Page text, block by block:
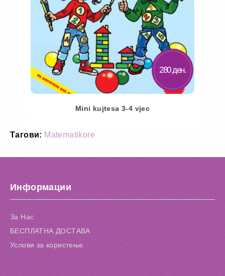
280 ден.
Mini kujtesa 3-4 vjec
Во кошничка
Тагови: Matematikore
Информации
За Нас
БЕСПЛАТНА ДОСТАВА
Услови за користење